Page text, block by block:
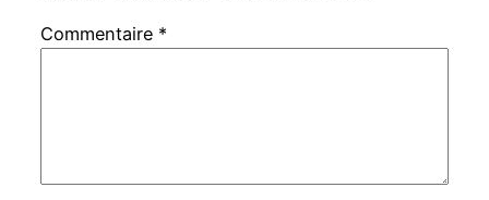
Commentaire *